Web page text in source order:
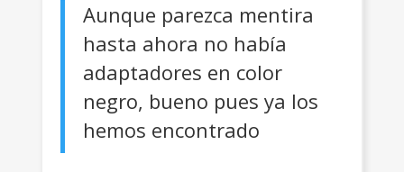
Aunque parezca mentira
hasta ahora no había
adaptadores en color
negro, bueno pues ya los
hemos encontrado